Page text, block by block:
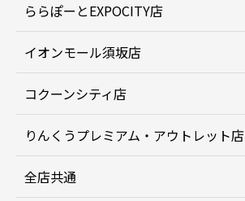
ららぽーとEXPOCITY店
イオンモール須坂店
コクーンシティ店
りんくうプレミアム・アウトレット店
全店共通